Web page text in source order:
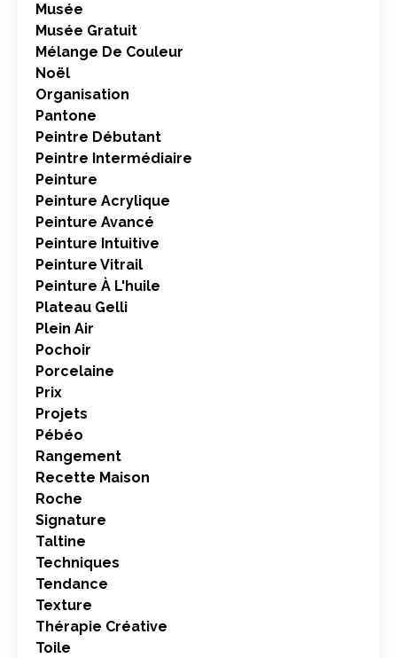
Musée
Musée Gratuit
Mélange De Couleur
Noël
Organisation
Pantone
Peintre Débutant
Peintre Intermédiaire
Peinture
Peinture Acrylique
Peinture Avancé
Peinture Intuitive
Peinture Vitrail
Peinture À L'huile
Plateau Gelli
Plein Air
Pochoir
Porcelaine
Prix
Projets
Pébéo
Rangement
Recette Maison
Roche
Signature
Taltine
Techniques
Tendance
Texture
Thérapie Créative
Toile